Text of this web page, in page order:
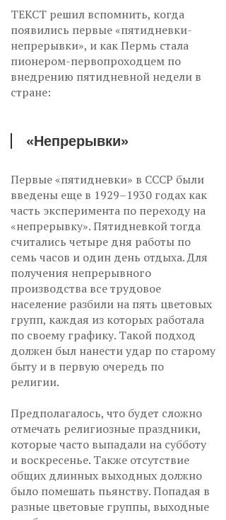
ТЕКСТ решил вспомнить, когда
появились первые «пятидневки-
непрерывки», и как Пермь стала
пионером-первопроходцем по
внедрению пятидневной недели в
стране:
«Непрерывки»
Первые «пятидневки» в СССР были
введены еще в 1929–1930 годах как
часть эксперимента по переходу на
«непрерывку». Пятидневкой тогда
считались четыре дня работы по
семь часов и один день отдыха. Для
получения непрерывного
производства все трудовое
население разбили на пять цветовых
групп, каждая из которых работала
по своему графику. Такой подход
должен был нанести удар по старому
быту и в первую очередь по
религии.
Предполагалось, что будет сложно
отмечать религиозные праздники,
которые часто выпадали на субботу
и воскресенье. Также отсутствие
общих длинных выходных должно
было помешать пьянству. Попадая в
разные цветовые группы, выходные